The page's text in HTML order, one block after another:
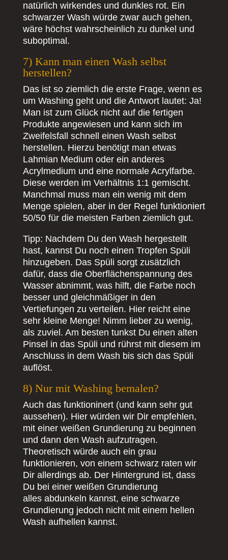
natürlich wirkendes und dunkles rot. Ein
schwarzer Wash würde zwar auch gehen,
wäre höchst wahrscheinlich zu dunkel und
suboptimal.
7) Kann man einen Wash selbst
herstellen?
Das ist so ziemlich die erste Frage, wenn es
um Washing geht und die Antwort lautet: Ja!
Man ist zum Glück nicht auf die fertigen
Produkte angewiesen und kann sich im
Zweifelsfall schnell einen Wash selbst
herstellen. Hierzu benötigt man etwas
Lahmian Medium oder ein anderes
Acrylmedium und eine normale Acrylfarbe.
Diese werden im Verhältnis 1:1 gemischt.
Manchmal muss man ein wenig mit dem
Menge spielen, aber in der Regel funktioniert
50/50 für die meisten Farben ziemlich gut.
Tipp: Nachdem Du den Wash hergestellt
hast, kannst Du noch einen Tropfen Spüli
hinzugeben. Das Spüli sorgt zusätzlich
dafür, dass die Oberflächenspannung des
Wasser abnimmt, was hilft, die Farbe noch
besser und gleichmäßiger in den
Vertiefungen zu verteilen. Hier reicht eine
sehr kleine Menge! Nimm lieber zu wenig,
als zuviel. Am besten tunkst Du einen alten
Pinsel in das Spüli und rührst mit diesem im
Anschluss in dem Wash bis sich das Spüli
auflöst.
8) Nur mit Washing bemalen?
Auch das funktioninert (und kann sehr gut
aussehen). Hier würden wir Dir empfehlen,
mit einer weißen Grundierung zu beginnen
und dann den Wash aufzutragen.
Theoretisch würde auch ein grau
funktionieren, von einem schwarz raten wir
Dir allerdings ab. Der Hintergrund ist, dass
Du bei einer weißen Grundierung
allesabdunkeln kannst, eine schwarze
Grundierung jedoch nicht mit einem hellen
Wash aufhellen kannst.